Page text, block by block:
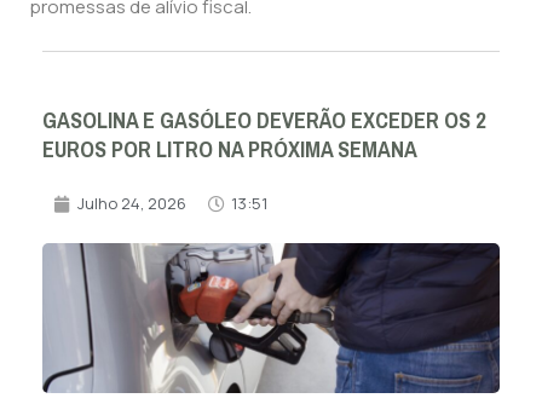
promessas de alívio fiscal.
GASOLINA E GASÓLEO DEVERÃO EXCEDER OS 2
EUROS POR LITRO NA PRÓXIMA SEMANA
Julho 24, 2026 13:51